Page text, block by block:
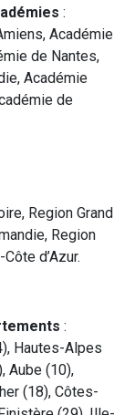
:
Académie
de Nantes,
Académie
de
Region Grand
Region
d’Azur.
:
Hautes-Alpes
Aube (10),
(18), Côtes-